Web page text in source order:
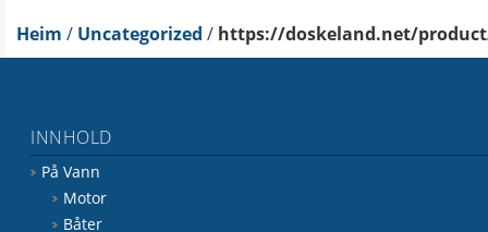
Heim / Uncategorized / https://doskeland.net/
INNHOLD
På Vann
Motor
Båter